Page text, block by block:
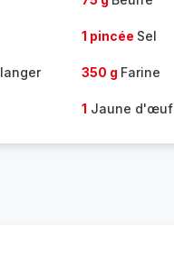
1 pincée Sel
350 g Farine
1 Jaune d'œuf